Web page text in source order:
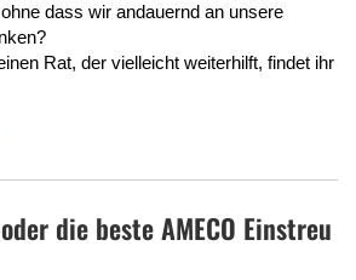
dass wir andauernd an unsere
Rat, der vielleicht weiterhilft, findet ihr
die beste AMECO Einstreu